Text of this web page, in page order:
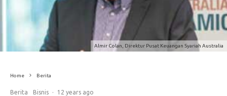
Almir Colan, Direktur Pusat Keuangan Syariah Australia
Home Berita
Berita Bisnis · 12 years ago